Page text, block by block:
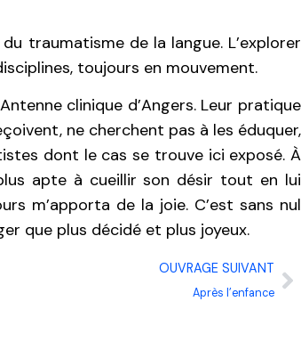
traumatisme de la langue. L’explorer
toujours en mouvement.
clinique d’Angers. Leur pratique
ne cherchent pas à les éduquer,
dont le cas se trouve ici exposé. À
apte à cueillir son désir tout en lui
m’apporta de la joie. C’est sans nul
que plus décidé et plus joyeux.
OUVRAGE SUIVANT
Après l’enfance